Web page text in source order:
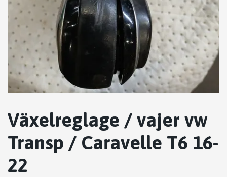
Växelreglage / vajer vw
Transp / Caravelle T6 16-
22